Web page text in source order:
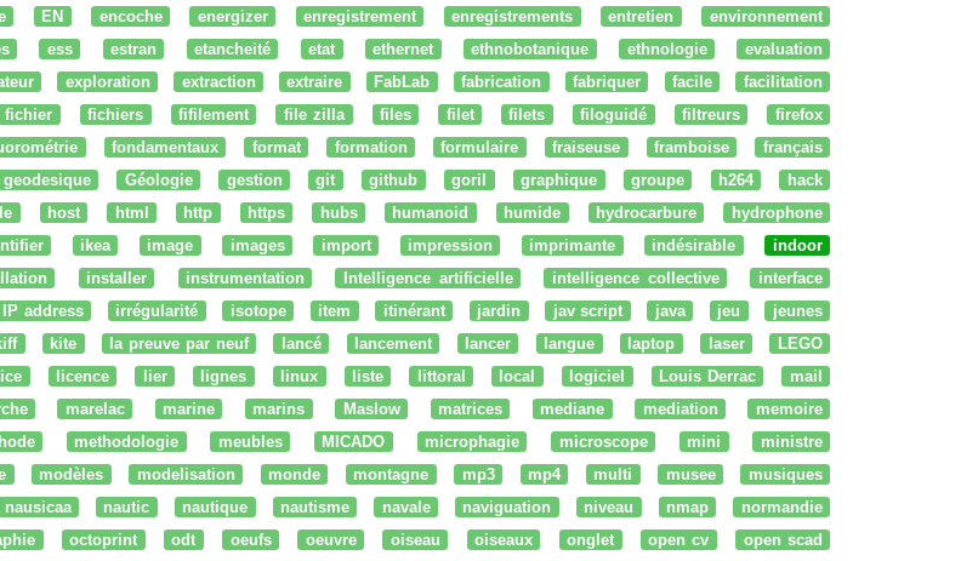
EN encoche energizer enregistrement enregistrements entretien
environnement
ess estran etancheité etat ethernet ethnobotanique ethnologie
evaluation
exploration extraction extraire FabLab fabrication fabriquer facile
facilitation
fichier fichiers fifilement file zilla files filet filets filoguidé filtreurs
firefox
fondamentaux format formation formulaire fraiseuse framboise
français
geodesique Géologie gestion git github goril graphique groupe h264
hack
host html http https hubs humanoid humide hydrocarbure
hydrophone
ikea image images import impression imprimante indésirable
indoor
installer instrumentation Intelligence artificielle intelligence collective
interface
IP address irrégularité isotope item itinérant jardin jav script java jeu
jeunes
kite la preuve par neuf lancé lancement lancer langue laptop laser
LEGO
lice licence lier lignes linux liste littoral local logiciel Louis Derrac
mail
marelac marine marins Maslow matrices mediane mediation
memoire
methodologie meubles MICADO microphagie microscope mini
ministre
modèles modelisation monde montagne mp3 mp4 multi musee
musiques
nausicaa nautic nautique nautisme navale naviguation niveau nmap
normandie
octoprint odt oeufs oeuvre oiseau oiseaux onglet open cv
open scad